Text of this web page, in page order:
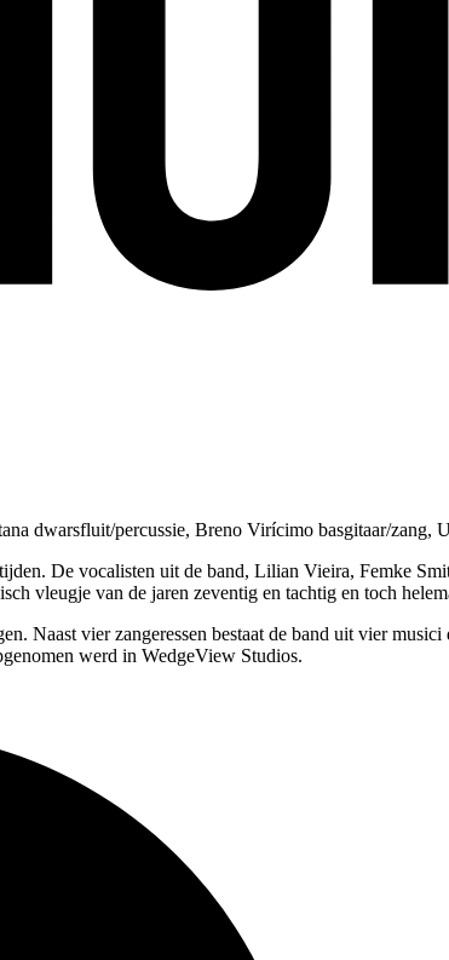
dwarsfluit/percussie, Breno Virícimo basgitaar/zang,
De vocalisten uit de band, Lilian Vieira, Femke
vleugje van de jaren zeventig en tachtig en toch
Naast vier zangeressen bestaat de band uit vier
werd in WedgeView Studios.